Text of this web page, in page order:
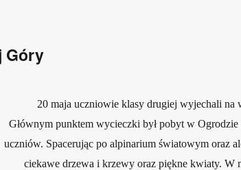
Góry
20 maja uczniowie klasy drugiej wyjechali na
Głównym punktem wycieczki był pobyt w
uczniów. Spacerując po alpinarium światowym oraz
ciekawe drzewa i krzewy oraz piękne kwiaty. W